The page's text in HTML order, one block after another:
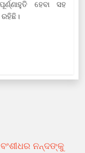
ହେବା ସହ
ନନ୍ଦଙ୍କୁ